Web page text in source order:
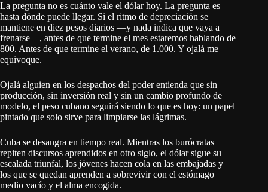
La pregunta no es cuánto vale el dólar hoy. La pregunta es
hasta dónde puede llegar. Si el ritmo de depreciación se
mantiene en diez pesos diarios —y nada indica que vaya a
frenarse—, antes de que termine el mes estaremos hablando de
800. Antes de que termine el verano, de 1.000. Y ojalá me
equivoque.
Ojalá alguien en los despachos del poder entienda que sin
producción, sin inversión real y sin un cambio profundo de
modelo, el peso cubano seguirá siendo lo que es hoy: un papel
pintado que solo sirve para limpiarse las lágrimas.
Cuba se desangra en tiempo real. Mientras los burócratas
repiten discursos aprendidos en otro siglo, el dólar sigue su
escalada triunfal, los jóvenes hacen cola en las embajadas y
los que se quedan aprenden a sobrevivir con el estómago
medio vacío y el alma encogida.